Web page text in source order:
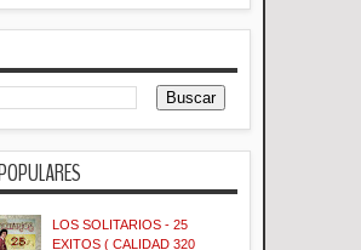
LOS SOLITARIOS - 25
EXITOS ( CALIDAD 320